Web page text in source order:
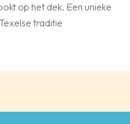
op het dek. Een unieke
traditie